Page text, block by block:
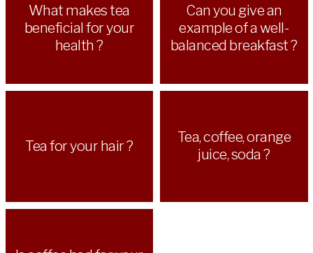
What makes tea
beneficial for your
health ?
Can you give an
example of a well-
balanced breakfast ?
Tea for your hair ?
Tea, coffee, orange
juice, soda ?